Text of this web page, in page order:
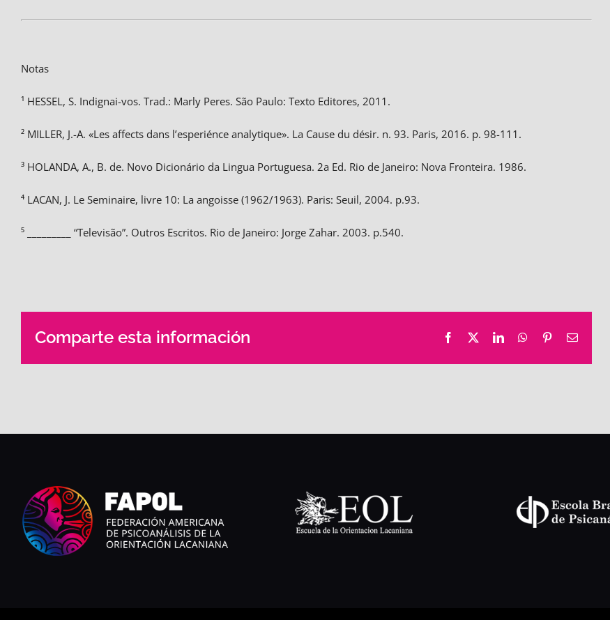
Notas
¹ HESSEL, S. Indignai-vos. Trad.: Marly Peres. São Paulo: Texto Editores, 2011.
² MILLER, J.-A. «Les affects dans l’esperiénce analytique». La Cause du désir. n. 93. Paris, 2016. p. 98-111.
³ HOLANDA, A., B. de. Novo Dicionário da Lingua Portuguesa. 2a Ed. Rio de Janeiro: Nova Fronteira. 1986.
⁴ LACAN, J. Le Seminaire, livre 10: La angoisse (1962/1963). Paris: Seuil, 2004. p.93.
⁵ _________ “Televisão”. Outros Escritos. Rio de Janeiro: Jorge Zahar. 2003. p.540.
Comparte esta información Facebook
X LinkedInWhatsApp
PinterestEmail